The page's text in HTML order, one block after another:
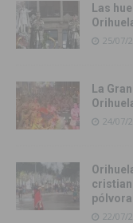
Las
25/07/
La
24/07/
22/07/